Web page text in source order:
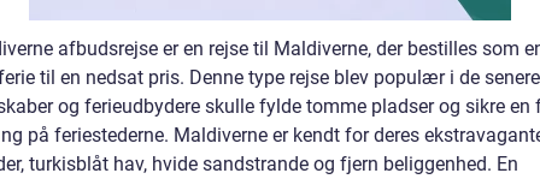
afbudsrejse er en rejse til Maldiverne, der bestilles som
til en nedsat pris. Denne type rejse blev populær i de
og ferieudbydere skulle fylde tomme pladser og sikre en
på feriestederne. Maldiverne er kendt for deres
turkisblåt hav, hvide sandstrande og fjern beliggenhed. En